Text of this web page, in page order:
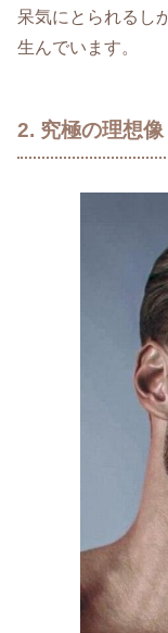
呆気にとられるし
生んでいます。
2. 究極の理想